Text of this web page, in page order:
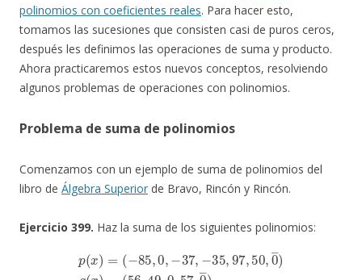
polinomios con coeficientes reales. Para hacer esto,
tomamos las sucesiones que consisten casi de puros ceros,
después les definimos las operaciones de suma y producto.
Ahora practicaremos estos nuevos conceptos, resolviendo
algunos problemas de operaciones con polinomios.
Problema de suma de polinomios
Comenzamos con un ejemplo de suma de polinomios del
libro de Álgebra Superior de Bravo, Rincón y Rincón.
Ejercicio 399. Haz la suma de los siguientes polinomios:
) =( 85 0,− 37 35, 97,50,0―)q (x
56, 49 ,57 ―